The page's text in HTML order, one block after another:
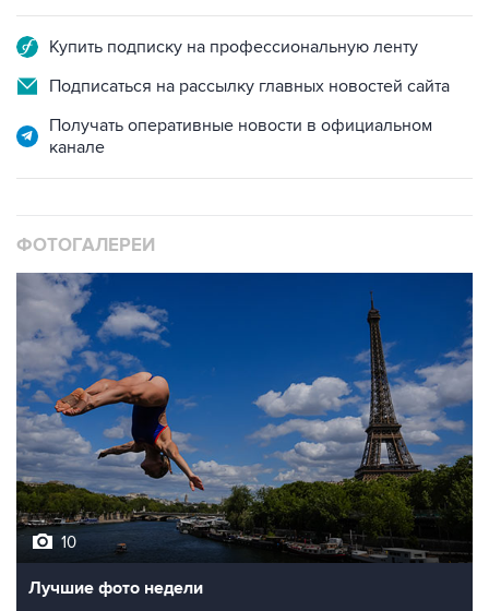
Подписаться на рассылку главных новостей сайта
Получать оперативные новости в официальном
10
Лучшие фото недели